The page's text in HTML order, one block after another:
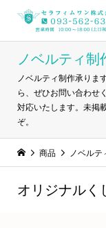
ノベルティ制
ノベルティ制作承りま
ら、ぜひお問い合わせ
対応いたします。未掲
ぞ。
商品 ノベルテ
オリジナルく